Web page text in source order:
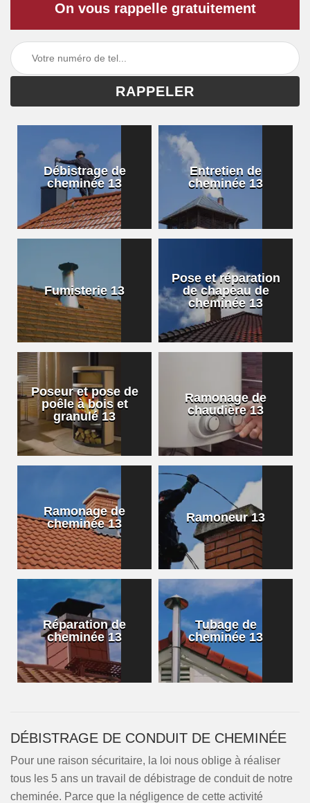
On vous rappelle gratuitement
Débistrage de
cheminée 13
Entretien de
cheminée 13
Fumisterie 13
Pose et réparation
de chapeau de
cheminée 13
Poseur et pose de
poêle à bois et
granulé 13
Ramonage de
chaudière 13
Ramonage de
cheminée 13
Ramoneur 13
Réparation de
cheminée 13
Tubage de
cheminée 13
DÉBISTRAGE DE CONDUIT DE CHEMINÉE
Pour une raison sécuritaire, la loi nous oblige à réaliser
tous les 5 ans un travail de débistrage de conduit de notre
cheminée. Parce que la négligence de cette activité